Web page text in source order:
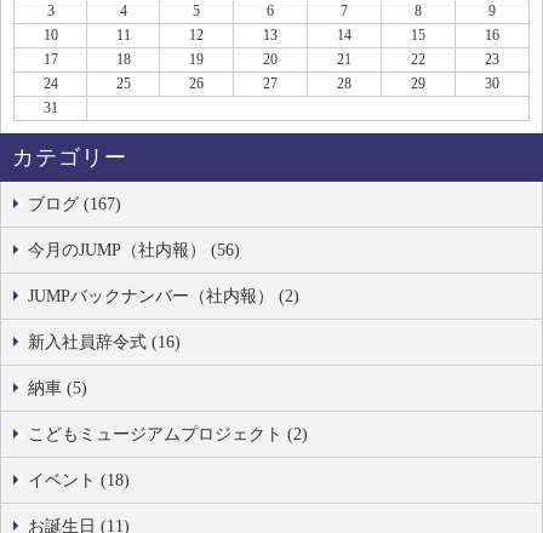
3
4 5 6 7 8
9
10
11 12 13 14 15
16
17
18 19 20 21 22
23
24
25 26 27 28 29
30
31
カテゴリー
ブログ (167)
今月のJUMP（社内報） (56)
JUMPバックナンバー（社内報） (2)
新入社員辞令式 (16)
納車 (5)
こどもミュージアムプロジェクト (2)
イベント (18)
お誕生日 (11)